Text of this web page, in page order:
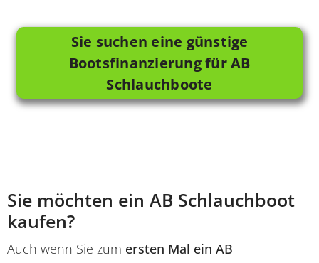
Sie suchen eine günstige
Bootsfinanzierung für AB
Schlauchboote
Sie möchten ein AB Schlauchboot
kaufen?
Auch wenn Sie zum ersten Mal ein AB